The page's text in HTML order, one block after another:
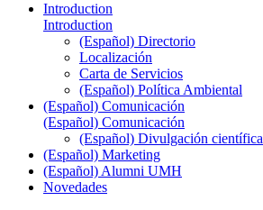
Introduction
Introduction
(Español) Directorio
Localización
Carta de Servicios
(Español) Política Ambiental
(Español) Comunicación
(Español) Comunicación
(Español) Divulgación científica
(Español) Marketing
(Español) Alumni UMH
Novedades